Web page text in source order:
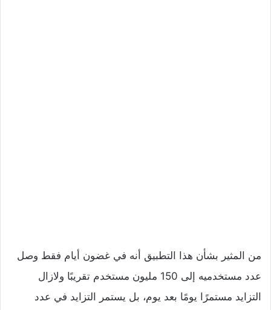
من المثير بشأن هذا التطبيق أنه في غضون أيام فقط وصل
عدد مستخدميه إلى 150 مليون مستخدم تقريبًا ولازال
التزايد مستمرًا يومًا بعد يوم، بل يستمر التزايد في عدد